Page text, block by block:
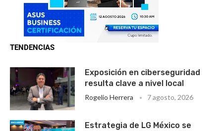
TENDENCIAS
Exposición en ciberseguridad
resulta clave a nivel local
Rogelio Herrera 7 agosto, 2026
Estrategia de LG México se